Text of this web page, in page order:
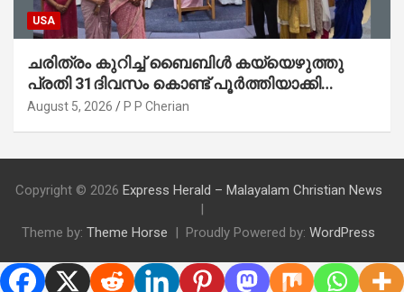
USA
ചരിത്രം കുറിച്ച് ബൈബിൾ കയ്യെഴുത്തു
പ്രതി 31ദിവസം കൊണ്ട് പൂർത്തിയാക്കി
മാർത്തോമ്മാ ചർച്ച് ഓഫ് ഡാളസ് ഫാർമേഴ്‌സ്
August 5, 2026 P P Cherian
Copyright © 2026 Express Herald – Malayalam Christian News
Theme by: Theme Horse Proudly Powered by: WordPress